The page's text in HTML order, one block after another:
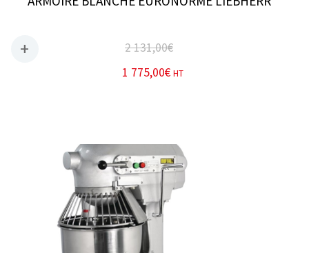
2 131,00€
1 775,00€ HT